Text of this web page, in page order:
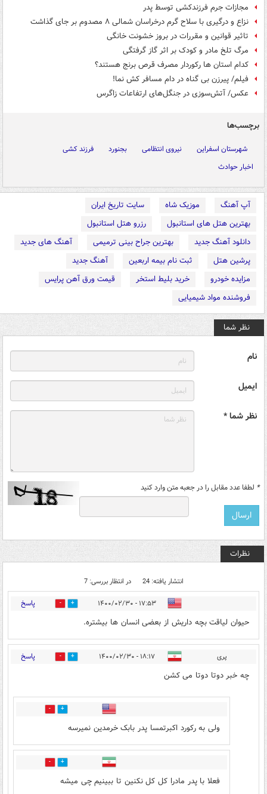
مجازات جرم فرزندکشی توسط پدر
نزاع و درگیری با سلاح گرم درخراسان شمالی ۸ مصدوم بر جای گذاشت
تاثیر قوانین و مقررات در بروز خشونت خانگی
مرگ تلخ مادر و کودک بر اثر گاز گرفتگی
کدام استان ها رکوردار مصرف قرص برنج هستند؟
فیلم/ پیرزن بی گناه در دام مسافر کش نما!
عکس/ آتش‌سوزی در جنگل‌های ارتفاعات زاگرس
برچسب‌ها
شهرستان اسفراین نیروی انتظامی بجنورد
فرزند کشی
اخبار حوادث
آپ آهنگ موزیک شاه
سایت تاریخ ایران
بهترین هتل های استانبول
رزرو هتل استانبول
دانلود آهنگ جدید
بهترین جراح بینی ترمیمی
آهنگ های جدید
پرشین هتل
ثبت نام بیمه اربعین
آهنگ جدید
مزایده خودرو
خرید بلیط استخر
قیمت ورق آهن پرایس
فروشنده مواد شیمیایی
نظر شما
نام
ایمیل
نظر شما *
* لطفا عدد مقابل را در جعبه متن وارد کنید
نظرات
انتشار یافته: 24 در انتظار بررسی: 7
۱۷:۵۳ - ۱۴۰۰/۰۲/۳۰ 34 پاسخ
حیوان لیاقت بچه داریش از بعضی انسان ها بیشتره.
پری ۱۸:۱۷ - ۱۴۰۰/۰۲/۳۰ 28 پاسخ
چه خبر دوتا دوتا می کشن
13
ولی به رکورد اکبرتمسا پدر بابک خرمدین نمیرسه
16
فعلا با پدر مادرا کل کل نکنین تا ببینیم چی میشه